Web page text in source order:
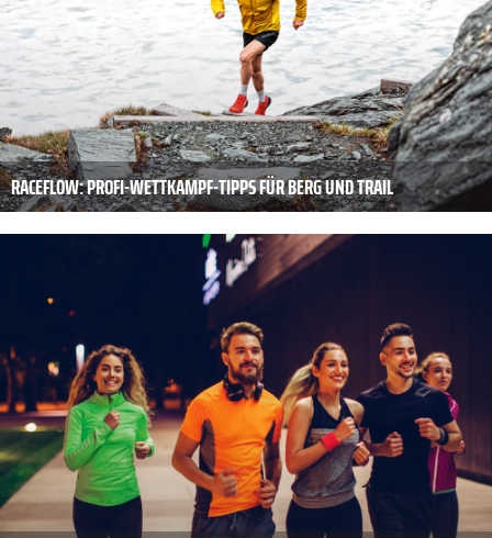
RACEFLOW: PROFI-WETTKAMPF-TIPPS FÜR BERG UND TRAIL